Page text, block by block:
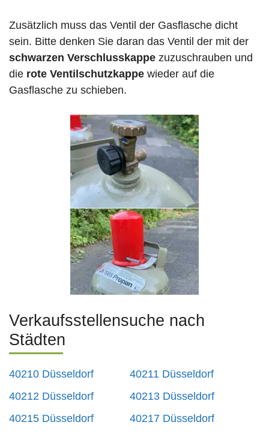
Zusätzlich muss das Ventil der Gasflasche dicht
sein. Bitte denken Sie daran das Ventil der mit der
schwarzen Verschlusskappe zuzuschrauben und
die rote Ventilschutzkappe wieder auf die
Gasflasche zu schieben.
Verkaufsstellensuche nach
Städten
40210 Düsseldorf
40211 Düsseldorf
40212 Düsseldorf
40213 Düsseldorf
40215 Düsseldorf
40217 Düsseldorf